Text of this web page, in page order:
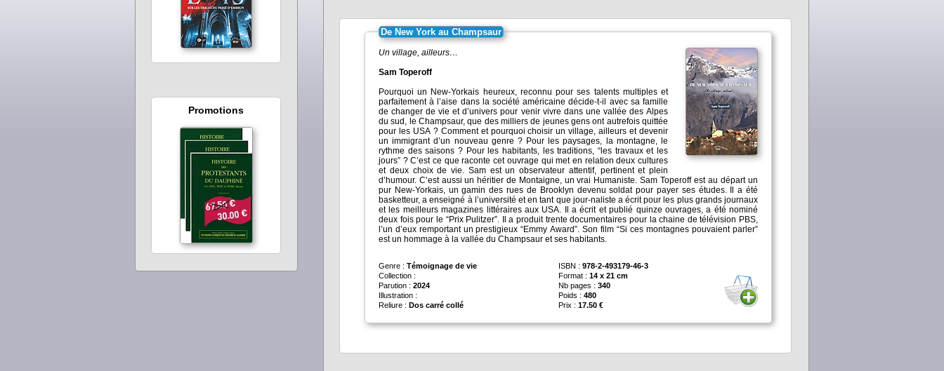
De New York au Champsaur
Un village, ailleurs…
Sam Toperoff
Pourquoi un New-Yorkais heureux, reconnu pour ses talents multiples et
parfaitement à l’aise dans la société américaine décide-t-il avec sa famille
de changer de vie et d’univers pour venir vivre dans une vallée des Alpes
du sud, le Champsaur, que des milliers de jeunes gens ont autrefois quittée
pour les USA ? Comment et pourquoi choisir un village, ailleurs et devenir
un immigrant d’un nouveau genre ? Pour les paysages, la montagne, le
rythme des saisons ? Pour les habitants, les traditions, “les travaux et les
jours” ? C’est ce que raconte cet ouvrage qui met en relation deux cultures
et deux choix de vie. Sam est un observateur attentif, pertinent et plein
d’humour. C’est aussi un héritier de Montaigne, un vrai Humaniste. Sam Toperoff est au départ un
pur New-Yorkais, un gamin des rues de Brooklyn devenu soldat pour payer ses études. Il a été
basketteur, a enseigné à l’université et en tant que jour-naliste a écrit pour les plus grands journaux
et les meilleurs magazines littéraires aux USA. Il a écrit et publié quinze ouvrages, a été nominé
deux fois pour le “Prix Pulitzer”. Il a produit trente documentaires pour la chaine de télévision PBS,
l’un d’eux remportant un prestigieux “Emmy Award”. Son film “Si ces montagnes pouvaient parler”
est un hommage à la vallée du Champsaur et ses habitants.
Genre : Témoignage de vie
Collection :
Parution : 2024
Illustration :
Reliure : Dos carré collé
ISBN : 978-2-493179-46-3
Format : 14 x 21 cm
Nb pages : 340
Poids : 480
Prix : 17.50 €
Promotions